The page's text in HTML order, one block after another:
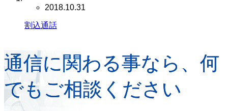
2018.10.31
割込通話
通信に関わる事なら、何
でもご相談ください